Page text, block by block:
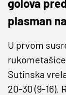
golova
plasman
U prvom
Sutinska
20-30 (9-16).